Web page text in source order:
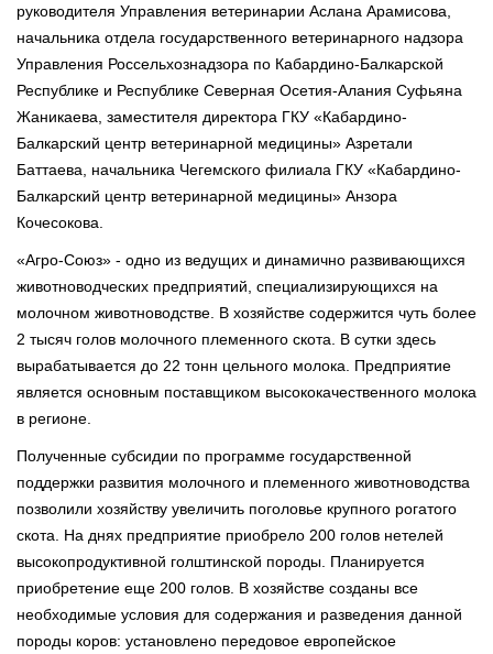
руководителя Управления ветеринарии Аслана Арамисова,
начальника отдела государственного ветеринарного надзора
Управления Россельхознадзора по Кабардино-Балкарской
Республике и Республике Северная Осетия-Алания Суфьяна
Жаникаева, заместителя директора ГКУ «Кабардино-
Балкарский центр ветеринарной медицины» Азретали
Баттаева, начальника Чегемского филиала ГКУ «Кабардино-
Балкарский центр ветеринарной медицины» Анзора
Кочесокова.
«Агро-Союз» - одно из ведущих и динамично развивающихся
животноводческих предприятий, специализирующихся на
молочном животноводстве. В хозяйстве содержится чуть более
2 тысяч голов молочного племенного скота. В сутки здесь
вырабатывается до 22 тонн цельного молока. Предприятие
является основным поставщиком высококачественного молока
в регионе.
Полученные субсидии по программе государственной
поддержки развития молочного и племенного животноводства
позволили хозяйству увеличить поголовье крупного рогатого
скота. На днях предприятие приобрело 200 голов нетелей
высокопродуктивной голштинской породы. Планируется
приобретение еще 200 голов. В хозяйстве созданы все
необходимые условия для содержания и разведения данной
породы коров: установлено передовое европейское